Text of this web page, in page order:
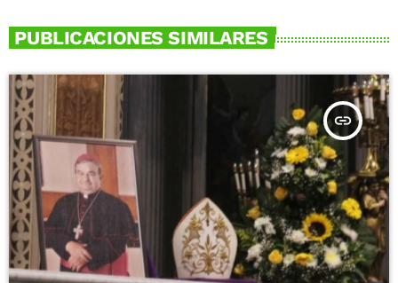
PUBLICACIONES SIMILARES
insert_link